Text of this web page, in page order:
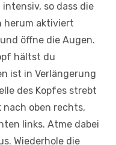
intensiv, so dass die
herum aktiviert
öffne die Augen.
hältst du
ist in Verlängerung
des Kopfes strebt
nach oben rechts,
links. Atme dabei
Wiederhole die